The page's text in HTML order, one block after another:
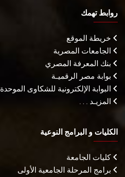
روابط تهمك
خريطة الموقع
الجامعات المصرية
بنك المعرفة المصري
بوابة مصر الرقميـة
البوابة الإلكترونية للشكاوى الموحدة
المزيـد . . .
الكليات و البرامج النوعية
كليات الجامعة
برامج المرحلة الجامعية الأولى